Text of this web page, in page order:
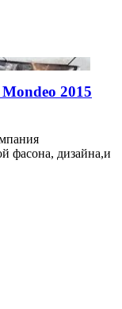
2015
фасона, дизайна,и